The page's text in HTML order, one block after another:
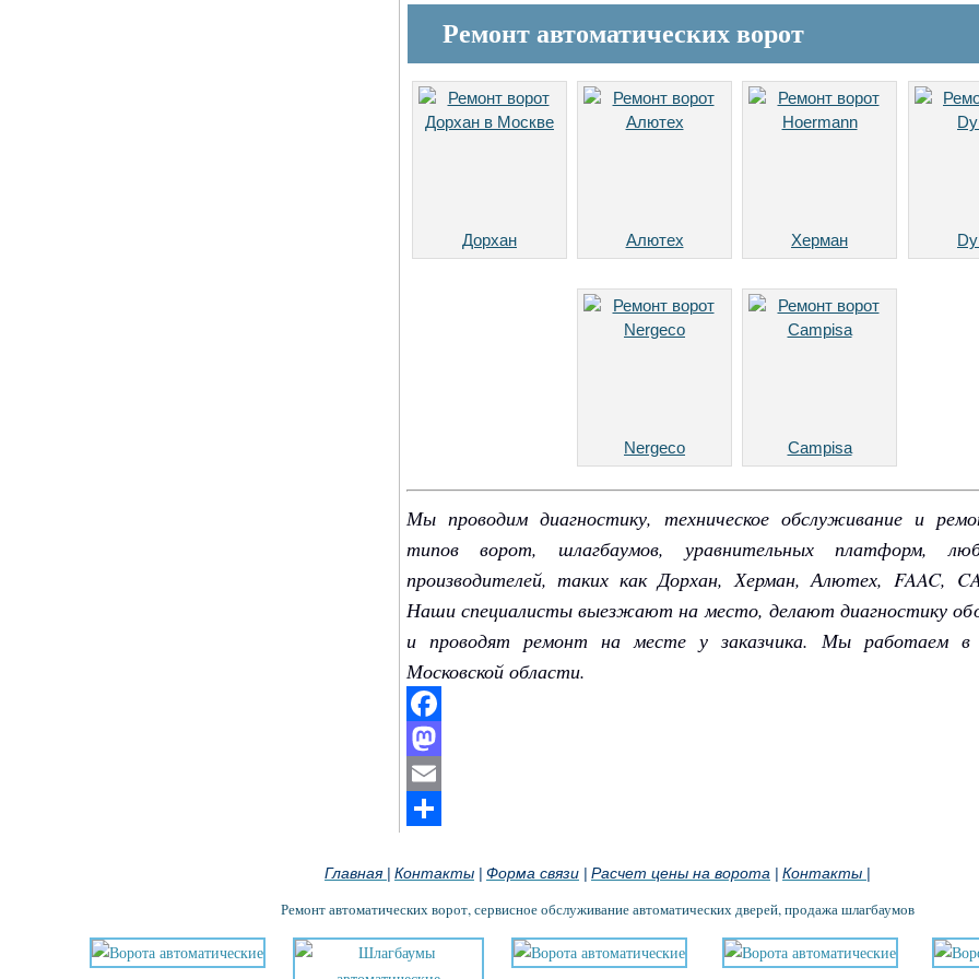
Ремонт автоматических ворот
Дорхан Алютех Херман
Nergeco Campisa
Мы проводим диагностику, техническое обслуживание и
типов ворот, шлагбаумов, уравнительных платформ,
производителей, таких как Дорхан, Херман, Алютех, FAAC,
Наши специалисты выезжают на место, делают диагностику
и проводят ремонт на месте у заказчика. Мы работаем
Московской области.
Facebook
Mastodon
Email
Главная Контакты Форма связи Расчет цены на ворота Контакты
Ремонт автоматических ворот, сервисное обслуживание автоматических дверей, продажа шлагбаумов